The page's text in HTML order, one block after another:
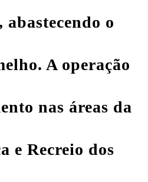
, abastecendo o
. A operação
nas áreas da
e Recreio dos